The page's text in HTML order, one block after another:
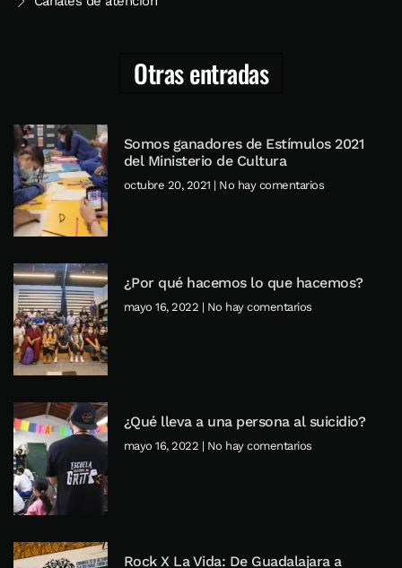
Otras entradas
Somos ganadores de Estímulos 2021
del Ministerio de Cultura
octubre 20, 2021 No hay comentarios
¿Por qué hacemos lo que hacemos?
mayo 16, 2022 No hay comentarios
¿Qué lleva a una persona al suicidio?
mayo 16, 2022 No hay comentarios
Rock X La Vida: De Guadalajara a